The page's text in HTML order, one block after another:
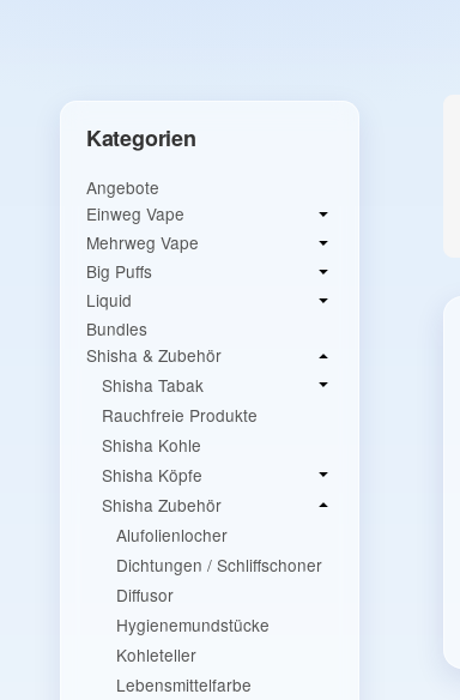
Kategorien
Angebote
Einweg Vape
Mehrweg Vape
Big Puffs
Liquid
Bundles
Shisha & Zubehör
Shisha Tabak
Rauchfreie Produkte
Shisha Kohle
Shisha Köpfe
Shisha Zubehör
Alufolienlocher
Dichtungen / Schliffschoner
Diffusor
Hygienemundstücke
Kohleteller
Lebensmittelfarbe